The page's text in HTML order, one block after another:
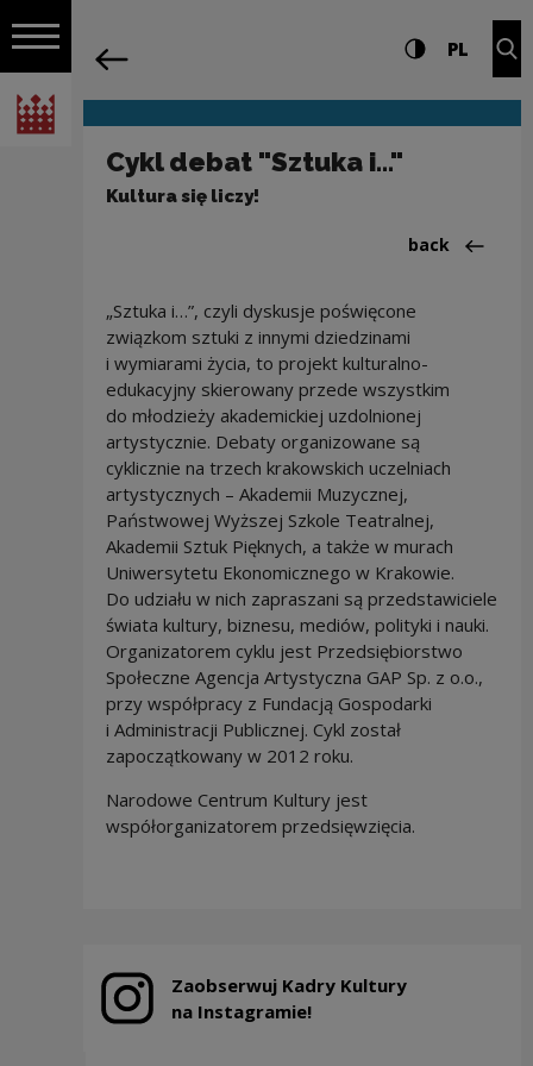
Open navigation
National Centre for Culture Poland
Navigation Settings and search
High contrast
PL
Cykl debat "Sztuka i..."
Kultura się liczy!
Back
back
„Sztuka i…”, czyli dyskusje poświęcone
związkom sztuki z innymi dziedzinami
i wymiarami życia, to projekt kulturalno-
edukacyjny skierowany przede wszystkim
do młodzieży akademickiej uzdolnionej
artystycznie. Debaty organizowane są
cyklicznie na trzech krakowskich uczelniach
artystycznych – Akademii Muzycznej,
Państwowej Wyższej Szkole Teatralnej,
Akademii Sztuk Pięknych, a także w murach
Uniwersytetu Ekonomicznego w Krakowie.
Do udziału w nich zapraszani są przedstawiciele
świata kultury, biznesu, mediów, polityki i nauki.
Organizatorem cyklu jest Przedsiębiorstwo
Społeczne Agencja Artystyczna GAP Sp. z o.o.,
przy współpracy z Fundacją Gospodarki
i Administracji Publicznej. Cykl został
zapoczątkowany w 2012 roku.
Narodowe Centrum Kultury jest
współorganizatorem przedsięwzięcia.
Zaobserwuj Kadry Kultury
na Instagramie!
Note, the link will open in a new window